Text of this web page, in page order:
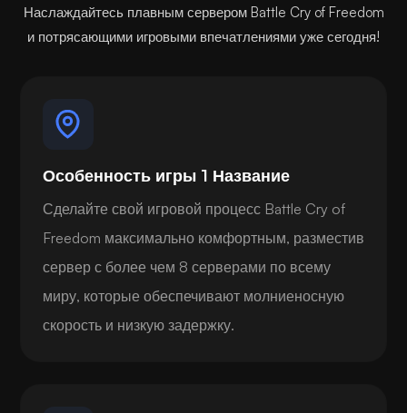
Наслаждайтесь плавным сервером Battle Cry of Freedom
и потрясающими игровыми впечатлениями уже сегодня!
Особенность игры 1 Название
Сделайте свой игровой процесс Battle Cry of
Freedom максимально комфортным, разместив
сервер с более чем 8 серверами по всему
миру, которые обеспечивают молниеносную
скорость и низкую задержку.